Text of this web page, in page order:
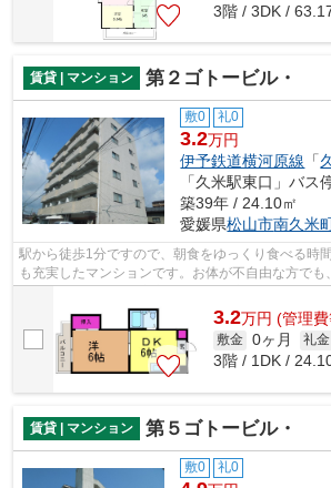
3階 / 3DK /
賃貸 | マンション 第２ゴトービル・
敷0 礼0
3.2万円
伊予鉄道横河原線 「
「久米駅東口」バ
築39年 / 24.10㎡
愛媛県松山市南久米
駅から徒歩1分ですので、朝食をゆっくり食べる時
も充実したマンションです。お体が不自由な方で
件なので昇り降りも安心です。松山市エ...
3.2万円 (管理
敷金 0ヶ月 礼金
3階 / 1DK /
賃貸 | マンション 第５ゴトービル・
敷0 礼0